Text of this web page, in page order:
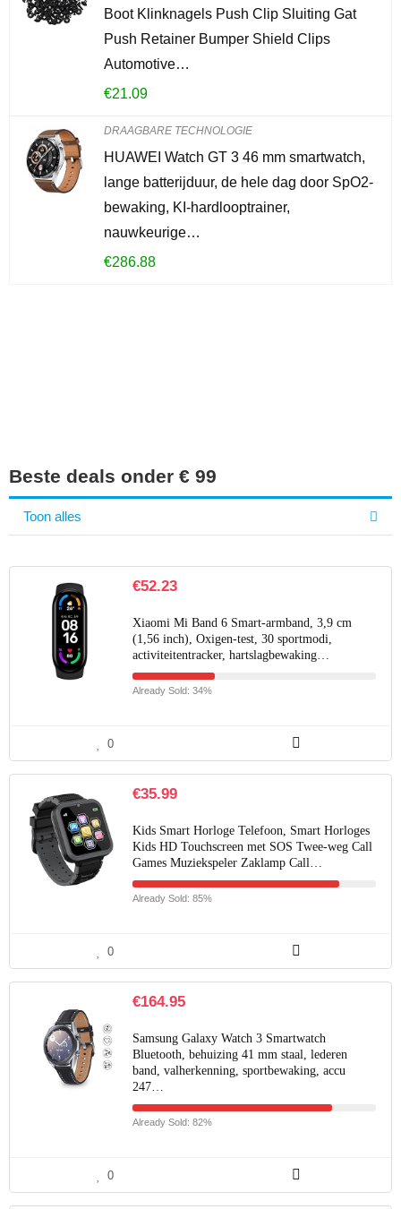
Boot Klinknagels Push Clip Sluiting Gat
Push Retainer Bumper Shield Clips
Automotive…
€21.09
DRAAGBARE TECHNOLOGIE
HUAWEI Watch GT 3 46 mm smartwatch,
lange batterijduur, de hele dag door SpO2-
bewaking, KI-hardlooptrainer,
nauwkeurige…
€286.88
Beste deals onder € 99
Toon alles
€52.23
Xiaomi Mi Band 6 Smart-armband, 3,9 cm
(1,56 inch), Oxigen-test, 30 sportmodi,
activiteitentracker, hartslagbewaking…
Already Sold: 34%
0
€35.99
Kids Smart Horloge Telefoon, Smart Horloges
Kids HD Touchscreen met SOS Twee-weg Call
Games Muziekspeler Zaklamp Call…
Already Sold: 85%
0
€164.95
Samsung Galaxy Watch 3 Smartwatch
Bluetooth, behuizing 41 mm staal, lederen
band, valherkenning, sportbewaking, accu
247…
Already Sold: 82%
0